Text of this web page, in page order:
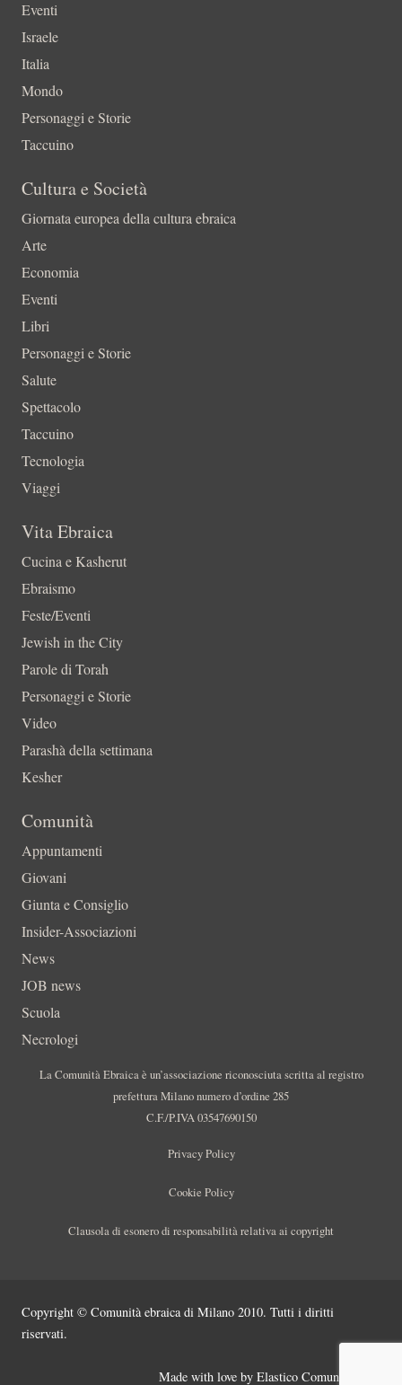
Eventi
Israele
Italia
Mondo
Personaggi e Storie
Taccuino
Cultura e Società
Giornata europea della cultura ebraica
Arte
Economia
Eventi
Libri
Personaggi e Storie
Salute
Spettacolo
Taccuino
Tecnologia
Viaggi
Vita Ebraica
Cucina e Kasherut
Ebraismo
Feste/Eventi
Jewish in the City
Parole di Torah
Personaggi e Storie
Video
Parashà della settimana
Kesher
Comunità
Appuntamenti
Giovani
Giunta e Consiglio
Insider-Associazioni
News
JOB news
Scuola
Necrologi
La Comunità Ebraica è un’associazione riconosciuta scritta al registro
prefettura Milano numero d’ordine 285
C.F./P.IVA 03547690150
Privacy Policy
Cookie Policy
Clausola di esonero di responsabilità relativa ai copyright
Copyright © Comunità ebraica di Milano 2010. Tutti i diritti
riservati.
Made with love by Elastico Comunicazione